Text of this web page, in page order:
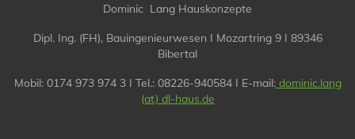
Dominic Lang Hauskonzepte
Dipl. Ing. (FH), Bauingenieurwesen I Mozartring 9 I 89346
Bibertal
Mobil: 0174 973 974 3 I Tel.: 08226-940584 I E-mail:dominic.lang
(at) dl-haus.de